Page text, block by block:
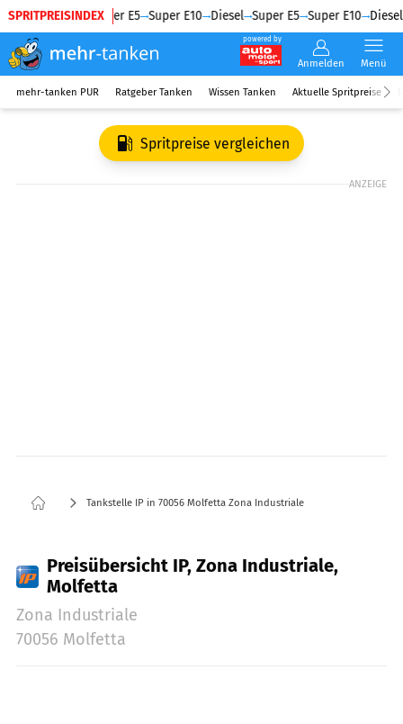
SPRITPREISINDEX
Diesel Super E5 Super E10 Diesel Super E5 Super E10 Diesel
powered by
Anmelden Menü
mehr-tanken PUR Ratgeber Tanken Wissen Tanken Aktuelle Spritpreise
Spritpreise vergleichen
ANZEIGE
Tankstelle IP in 70056 Molfetta Zona Industriale
Preisübersicht IP, Zona Industriale,
Molfetta
Zona Industriale
70056 Molfetta